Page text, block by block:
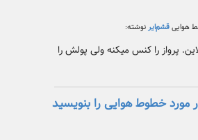
هواییقشم‌ایرنوشته:
پرواز را کنس میکنه ولی پولش را
مورد خطوط هوایی را بنویسید